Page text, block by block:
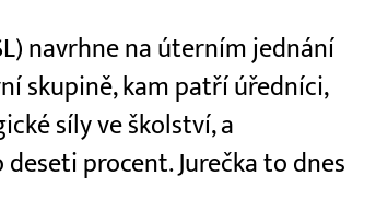
navrhne na úterním jednání
skupině, kam patří úředníci,
síly ve školství, a
procent. Jurečka to dnes